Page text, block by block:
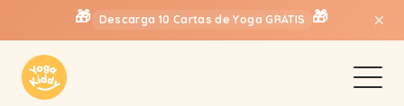
🎁 Descarga 10 Cartas de Yoga GRATIS 🎁 ×